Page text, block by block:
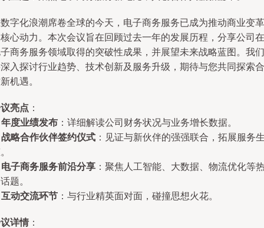
字化浪潮席卷全球的今天，电子商务服务已成为推动商业变革
心动力。本次会议旨在回顾过去一年的发展历程，分享公司在
商务服务领域取得的突破性成果，并展望未来战略蓝图。我们
入探讨行业趋势、技术创新及服务升级，期待与您共同探索合
机遇。
亮点 ：
年度业绩发布 ：详细解读公司财务状况与业务增长数据。
战略合作伙伴签约仪式 ：见证与新伙伴的强强联合，拓展服务
电子商务服务前沿分享 ：聚焦人工智能、大数据、物流优化等
题。
互动交流环节 ：与行业精英面对面，碰撞思想火花。
详情 ：